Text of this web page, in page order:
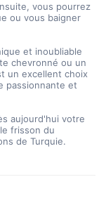
vous pourrez
ou vous baigner
et inoubliable
chevronné ou un
un excellent choix
passionnante et
frisson du
de Turquie.